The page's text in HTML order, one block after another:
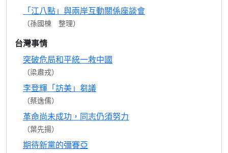
「江八點」與兩岸互動關係座談會
（孫國棟 整理）
台灣事情
突破危局和平統一救中國
（梁肅戎）
李登輝「訪美」芻議
（蔡逸儒）
革命尚未成功，同志仍須努力
（葉先揚）
期待新黨的彌賽亞